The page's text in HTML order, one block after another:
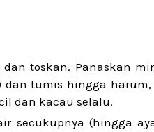
toskan. Panaskan
dan tumis hingga
dan kacau selalu.
secukupnya (hingga